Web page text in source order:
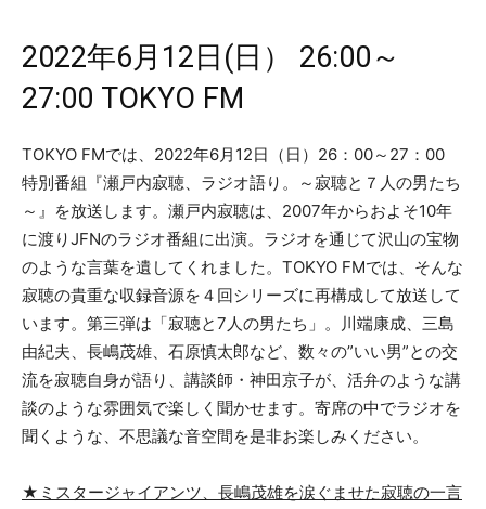
2022年6月12日(日） 26:00～
27:00 TOKYO FM
TOKYO FMでは、2022年6月12日（日）26：00～27：00
特別番組『瀬戸内寂聴、ラジオ語り。～寂聴と７人の男たち
～』を放送します。瀬戸内寂聴は、2007年からおよそ10年
に渡りJFNのラジオ番組に出演。ラジオを通じて沢山の宝物
のような言葉を遺してくれました。TOKYO FMでは、そんな
寂聴の貴重な収録音源を４回シリーズに再構成して放送して
います。第三弾は「寂聴と7人の男たち」。川端康成、三島
由紀夫、長嶋茂雄、石原慎太郎など、数々の”いい男”との交
流を寂聴自身が語り、講談師・神田京子が、活弁のような講
談のような雰囲気で楽しく聞かせます。寄席の中でラジオを
聞くような、不思議な音空間を是非お楽しみください。
★ミスタージャイアンツ、長嶋茂雄を涙ぐませた寂聴の一言